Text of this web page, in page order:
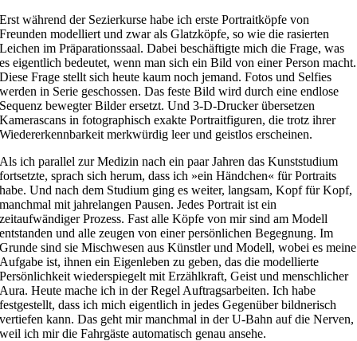
Erst während der Sezierkurse habe ich erste Portraitköpfe von
Freunden modelliert und zwar als Glatzköpfe, so wie die rasierten
Leichen im Präparationssaal. Dabei beschäftigte mich die Frage, was
es eigentlich bedeutet, wenn man sich ein Bild von einer Person macht.
Diese Frage stellt sich heute kaum noch jemand. Fotos und Selfies
werden in Serie geschossen. Das feste Bild wird durch eine endlose
Sequenz bewegter Bilder ersetzt. Und 3-D-Drucker übersetzen
Kamerascans in fotographisch exakte Portraitfiguren, die trotz ihrer
Wiedererkennbarkeit merkwürdig leer und geistlos erscheinen.
Als ich parallel zur Medizin nach ein paar Jahren das Kunststudium
fortsetzte, sprach sich herum, dass ich »ein Händchen« für Portraits
habe. Und nach dem Studium ging es weiter, langsam, Kopf für Kopf,
manchmal mit jahrelangen Pausen. Jedes Portrait ist ein
zeitaufwändiger Prozess. Fast alle Köpfe von mir sind am Modell
entstanden und alle zeugen von einer persönlichen Begegnung. Im
Grunde sind sie Mischwesen aus Künstler und Modell, wobei es meine
Aufgabe ist, ihnen ein Eigenleben zu geben, das die modellierte
Persönlichkeit wiederspiegelt mit Erzählkraft, Geist und menschlicher
Aura. Heute mache ich in der Regel Auftragsarbeiten. Ich habe
festgestellt, dass ich mich eigentlich in jedes Gegenüber bildnerisch
vertiefen kann. Das geht mir manchmal in der U-Bahn auf die Nerven,
weil ich mir die Fahrgäste automatisch genau ansehe.